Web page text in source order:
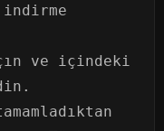
ve içindeki